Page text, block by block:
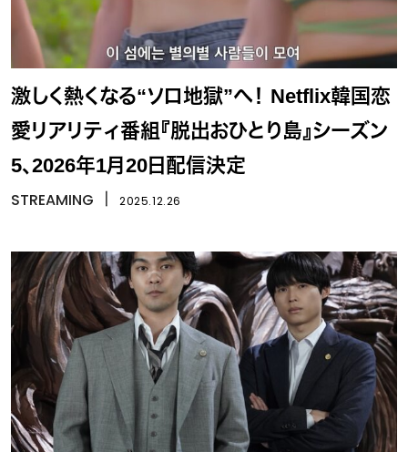
激しく熱くなる“ソロ地獄”へ！ Netflix韓国恋
愛リアリティ番組『脱出おひとり島』シーズン
5、2026年1月20日配信決定
STREAMING 2025.12.26